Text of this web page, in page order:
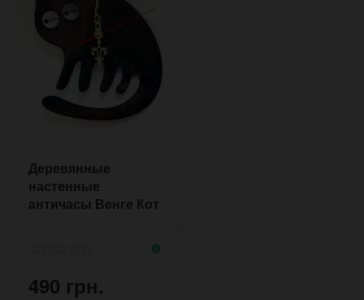
Деревянные
настенные
античасы Венге Кот
490 грн.